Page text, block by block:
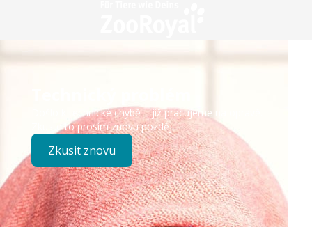
Došlo k technické chybě – již pracujeme na opravě.
Zkuste to prosím znovu později.
Zkusit znovu